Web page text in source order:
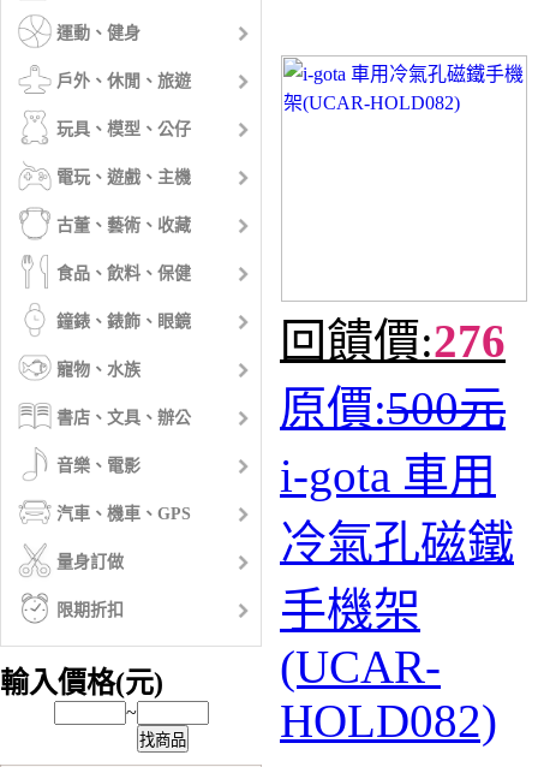
運動、健身
戶外、休閒、旅遊
玩具、模型、公仔
電玩、遊戲、主機
古董、藝術、收藏
食品、飲料、保健
鐘錶、錶飾、眼鏡
寵物、水族
書店、文具、辦公
音樂、電影
汽車、機車、GPS
量身訂做
限期折扣
輸入價格(元)
~
找商品
回饋價:276
原價:500元
i-gota 車用
冷氣孔磁鐵
手機架
(UCAR-
HOLD082)